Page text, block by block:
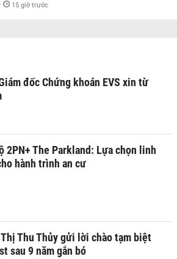
15 giờ trước
đốc Chứng khoán EVS xin từ
2PN+ The Parkland: Lựa chọn linh
hành trình an cư
Thị Thu Thủy gửi lời chào tạm biệt
sau 9 năm gắn bó